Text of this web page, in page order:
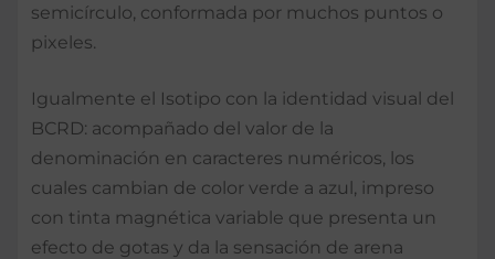
semicírculo, conformada por muchos puntos o
pixeles.
Igualmente el Isotipo con la identidad visual del
BCRD: acompañado del valor de la
denominación en caracteres numéricos, los
cuales cambian de color verde a azul, impreso
con tinta magnética variable que presenta un
efecto de gotas y da la sensación de arena